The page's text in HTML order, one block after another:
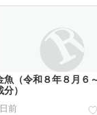
魚（令和８年８月６
分）
前